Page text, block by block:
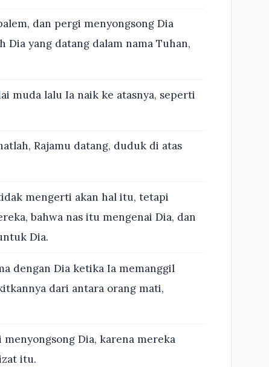
dan pergi menyongsong Dia
Dia yang datang dalam nama Tuhan,
muda lalu Ia naik ke atasnya, seperti
Rajamu datang, duduk di atas
mengerti akan hal itu, tetapi
bahwa nas itu mengenai Dia, dan
Dia.
dengan Dia ketika Ia memanggil
dari antara orang mati,
Dia, karena mereka
itu.